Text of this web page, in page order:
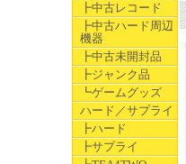
┣中古レコード
┣中古ハード周辺
機器
┣中古未開封品
┣ジャンク品
┗ゲームグッズ
ハード／サプライ
┣ハード
┣サプライ